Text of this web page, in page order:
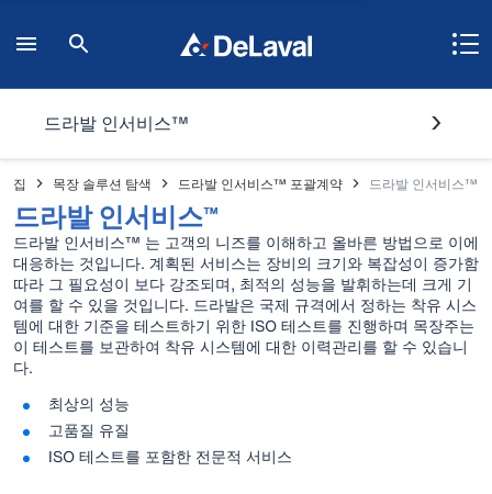
드라발 인서비스™
집 목장 솔루션 탐색 드라발 인서비스™ 포괄계약 드라발 인서비스™
드라발 인서비스™
드라발 인서비스™ 는 고객의 니즈를 이해하고 올바른 방법으로 이에
대응하는 것입니다. 계획된 서비스는 장비의 크기와 복잡성이 증가함
따라 그 필요성이 보다 강조되며, 최적의 성능을 발휘하는데 크게 기
여를 할 수 있을 것입니다. 드라발은 국제 규격에서 정하는 착유 시스
템에 대한 기준을 테스트하기 위한 ISO 테스트를 진행하며 목장주는
이 테스트를 보관하여 착유 시스템에 대한 이력관리를 할 수 있습니
다.
최상의 성능
고품질 유질
ISO 테스트를 포함한 전문적 서비스